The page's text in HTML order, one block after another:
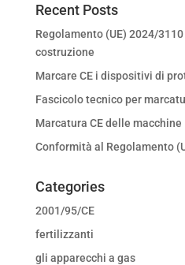
Recent Posts
Regolamento (UE) 2024/
costruzione
Marcare CE i dispositivi di
Fascicolo tecnico per
Marcatura CE delle macchine
Conformità al Regolamento
Categories
2001/95/CE
fertilizzanti
gli apparecchi a gas